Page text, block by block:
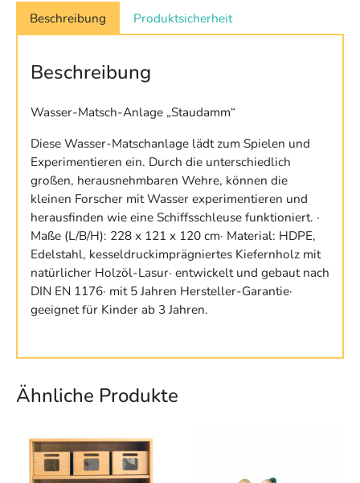
Beschreibung Produktsicherheit
Beschreibung
Wasser-Matsch-Anlage „Staudamm“
Diese Wasser-Matschanlage lädt zum Spielen und
Experimentieren ein. Durch die unterschiedlich
großen, herausnehmbaren Wehre, können die
kleinen Forscher mit Wasser experimentieren und
herausfinden wie eine Schiffsschleuse funktioniert. ·
Maße (L/B/H): 228 x 121 x 120 cm· Material: HDPE,
Edelstahl, kesseldruckimprägniertes Kiefernholz mit
natürlicher Holzöl-Lasur· entwickelt und gebaut nach
DIN EN 1176· mit 5 Jahren Hersteller-Garantie·
geeignet für Kinder ab 3 Jahren.
Ähnliche Produkte